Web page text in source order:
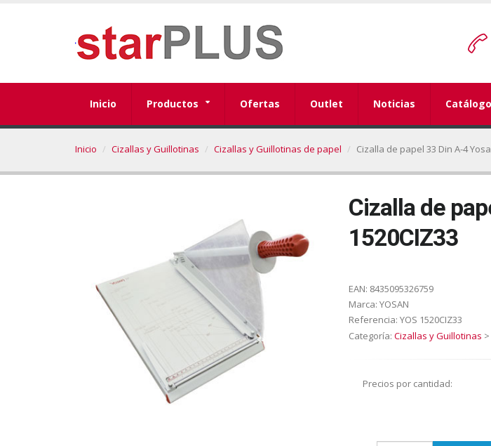
Inicio Productos Ofertas Outlet Noticias
Inicio Cizallas y Guillotinas Cizallas y Guillotinas de papel Cizalla de papel 33 Din A-4
Cizalla de
1520CIZ33
EAN: 8435095326759
Marca: YOSAN
Referencia: YOS 1520CIZ33
Categoría: Cizallas y Guillotinas >
Precios por cantidad: